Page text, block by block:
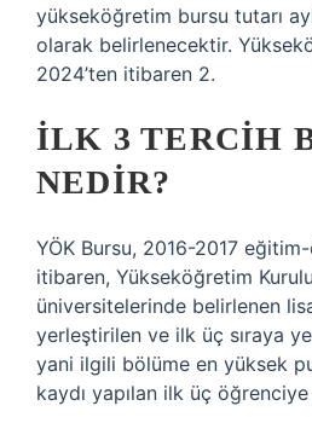
yükseköğretim bursu tutarı
olarak belirlenecektir.
2024’ten itibaren 2.
İLK 3 TERCIH
NEDIR?
YÖK Bursu, 2016-2017
itibaren, Yükseköğretim
üniversitelerinde belirlenen
yerleştirilen ve ilk üç sıraya
yani ilgili bölüme en yüksek
kaydı yapılan ilk üç